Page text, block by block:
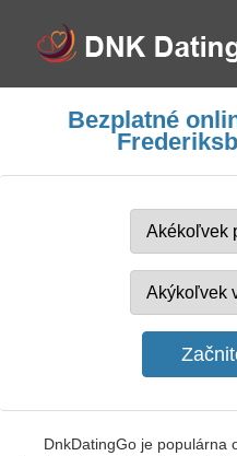
Bezplatné
DnkDatingGo je populárna